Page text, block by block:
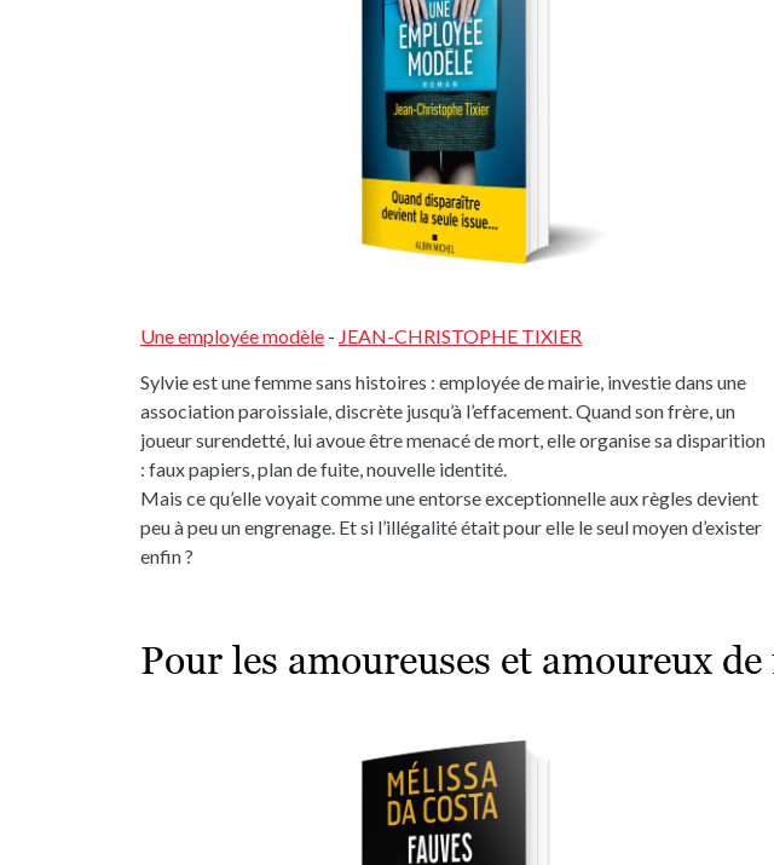
Une employée modèle - JEAN-CHRISTOPHE TIXIER
Sylvie est une femme sans histoires : employée de mairie, investie dans une
association paroissiale, discrète jusqu’à l’effacement. Quand son frère, un
joueur surendetté, lui avoue être menacé de mort, elle organise sa disparition
: faux papiers, plan de fuite, nouvelle identité.
Mais ce qu’elle voyait comme une entorse exceptionnelle aux règles devient
peu à peu un engrenage. Et si l’illégalité était pour elle le seul moyen d’exister
enfin ?
Pour les amoureuses et amoureux